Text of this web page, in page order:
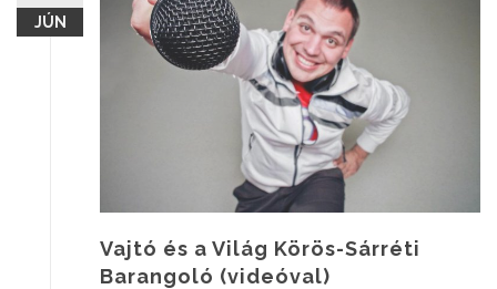
JÚN
Vajtó és a Világ Körös-Sárréti
Barangoló (videóval)